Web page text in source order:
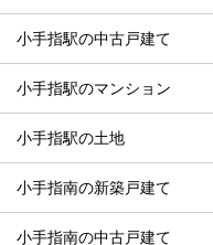
小手指駅の中古戸建て
小手指駅のマンション
小手指駅の土地
小手指南の新築戸建て
小手指南の中古戸建て